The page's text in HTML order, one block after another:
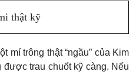
thật kỹ
mí trông thật “ngầu” của Kim
trau chuốt kỹ càng. Nếu